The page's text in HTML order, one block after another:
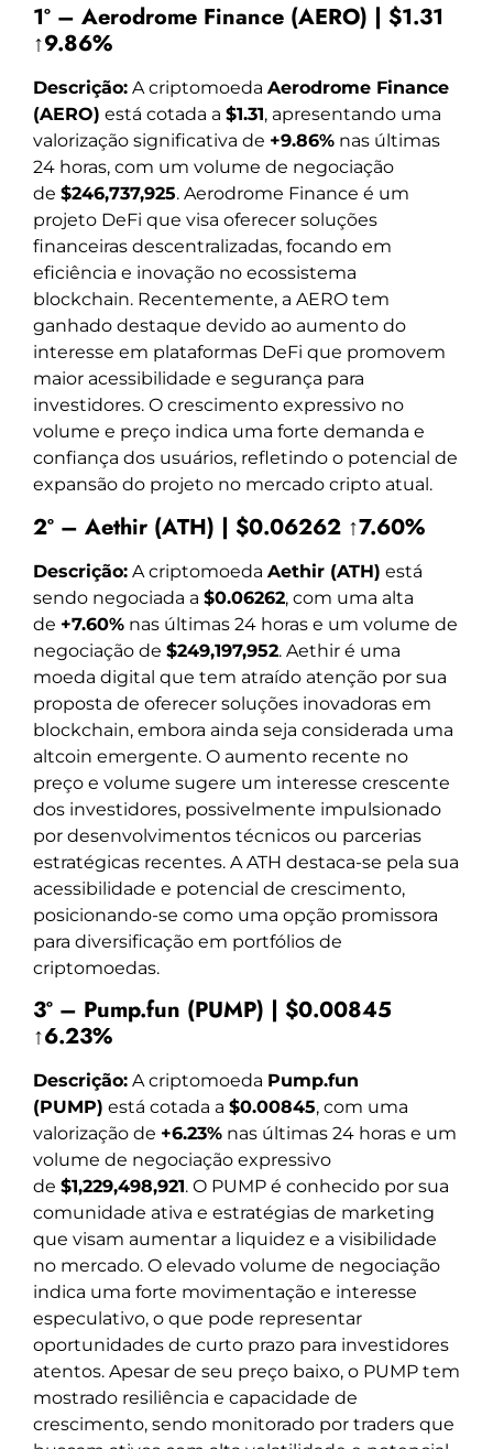
1º – Aerodrome Finance (AERO) | $1.31
↑9.86%
Descrição: A criptomoeda Aerodrome Finance
(AERO) está cotada a $1.31, apresentando uma
valorização significativa de +9.86% nas últimas
24 horas, com um volume de negociação
de $246,737,925. Aerodrome Finance é um
projeto DeFi que visa oferecer soluções
financeiras descentralizadas, focando em
eficiência e inovação no ecossistema
blockchain. Recentemente, a AERO tem
ganhado destaque devido ao aumento do
interesse em plataformas DeFi que promovem
maior acessibilidade e segurança para
investidores. O crescimento expressivo no
volume e preço indica uma forte demanda e
confiança dos usuários, refletindo o potencial de
expansão do projeto no mercado cripto atual.
2º – Aethir (ATH) | $0.06262 ↑7.60%
Descrição: A criptomoeda Aethir (ATH) está
sendo negociada a $0.06262, com uma alta
de +7.60% nas últimas 24 horas e um volume de
negociação de $249,197,952. Aethir é uma
moeda digital que tem atraído atenção por sua
proposta de oferecer soluções inovadoras em
blockchain, embora ainda seja considerada uma
altcoin emergente. O aumento recente no
preço e volume sugere um interesse crescente
dos investidores, possivelmente impulsionado
por desenvolvimentos técnicos ou parcerias
estratégicas recentes. A ATH destaca-se pela sua
acessibilidade e potencial de crescimento,
posicionando-se como uma opção promissora
para diversificação em portfólios de
criptomoedas.
3º – Pump.fun (PUMP) | $0.00845
↑6.23%
Descrição: A criptomoeda Pump.fun
(PUMP) está cotada a $0.00845, com uma
valorização de +6.23% nas últimas 24 horas e um
volume de negociação expressivo
de $1,229,498,921. O PUMP é conhecido por sua
comunidade ativa e estratégias de marketing
que visam aumentar a liquidez e a visibilidade
no mercado. O elevado volume de negociação
indica uma forte movimentação e interesse
especulativo, o que pode representar
oportunidades de curto prazo para investidores
atentos. Apesar de seu preço baixo, o PUMP tem
mostrado resiliência e capacidade de
crescimento, sendo monitorado por traders que